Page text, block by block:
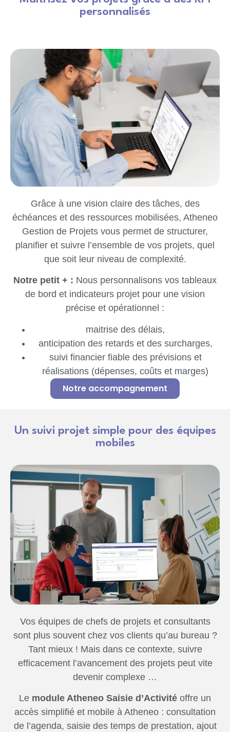
personnalisés
Grâce à une vision claire des tâches, des
échéances et des ressources mobilisées, Atheneo
Gestion de Projets vous permet de structurer,
planifier et suivre l’ensemble de vos projets, quel
que soit leur niveau de complexité.
Notre petit + : Nous personnalisons vos tableaux
de bord et indicateurs projet pour une vision
précise et opérationnel :
maitrise des délais,
anticipation des retards et des surcharges,
suivi financier fiable des prévisions et
réalisations (dépenses, coûts et marges)
Notre accompagnement
Un suivi projet simple pour des équipes
mobiles
Vos équipes de chefs de projets et consultants
sont plus souvent chez vos clients qu’au bureau ?
Tant mieux ! Mais dans ce contexte, suivre
efficacement l’avancement des projets peut vite
devenir complexe …
Le module Atheneo Saisie d’Activité offre un
accès simplifié et mobile à Atheneo : consultation
de l’agenda, saisie des temps de prestation, ajout